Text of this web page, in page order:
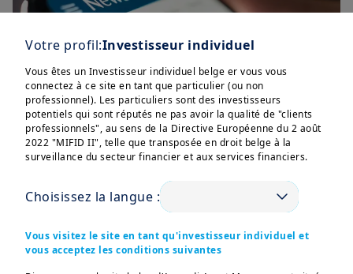
Votre profil:Investisseur individuel
Vous êtes un Investisseur individuel belge er vous vous
connectez à ce site en tant que particulier (ou non
professionnel). Les particuliers sont des investisseurs
potentiels qui sont réputés ne pas avoir la qualité de "clients
professionnels", au sens de la Directive Européenne du 2 août
2022 "MIFID II", telle que transposée en droit belge à la
surveillance du secteur financier et aux services financiers.
Choisissez la langue :
Vous visitez le site en tant qu'investisseur individuel et
vous acceptez les conditions suivantes
Consultez nos derniers communiqués de
presse, apprenez-en plus sur Amundi et